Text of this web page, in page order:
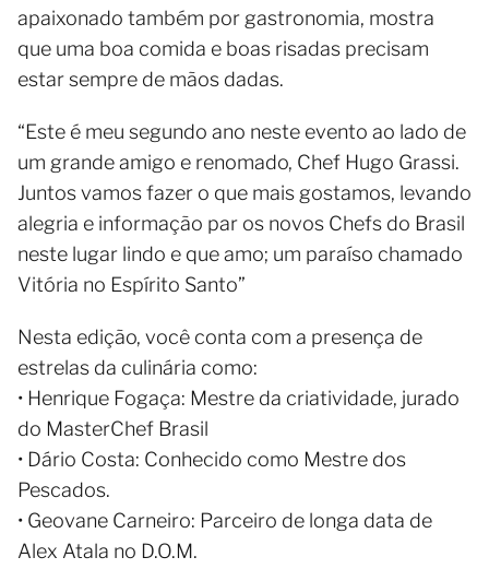
apaixonado também por gastronomia, mostra
que uma boa comida e boas risadas precisam
estar sempre de mãos dadas.
“Este é meu segundo ano neste evento ao lado de
um grande amigo e renomado, Chef Hugo Grassi.
Juntos vamos fazer o que mais gostamos, levando
alegria e informação par os novos Chefs do Brasil
neste lugar lindo e que amo; um paraíso chamado
Vitória no Espírito Santo”
Nesta edição, você conta com a presença de
estrelas da culinária como:
• Henrique Fogaça: Mestre da criatividade, jurado
do MasterChef Brasil
• Dário Costa: Conhecido como Mestre dos
Pescados.
• Geovane Carneiro: Parceiro de longa data de
Alex Atala no D.O.M.